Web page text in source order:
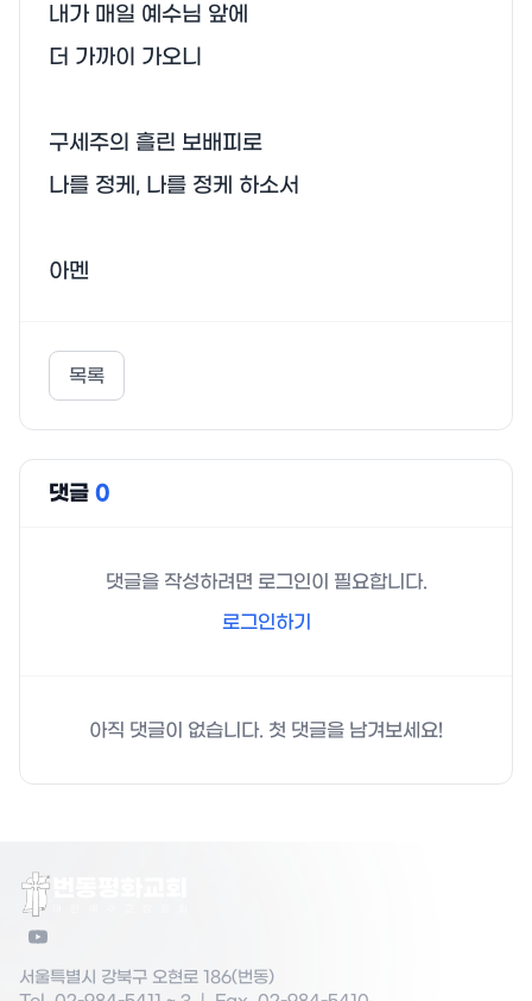
내가 매일 예수님 앞에
더 가까이 가오니
구세주의 흘린 보배피로
나를 정케, 나를 정케 하소서
아멘
목록
댓글 0
댓글을 작성하려면 로그인이 필요합니다.
로그인하기
아직 댓글이 없습니다. 첫 댓글을 남겨보세요!
서울특별시 강북구 오현로 186(번동)